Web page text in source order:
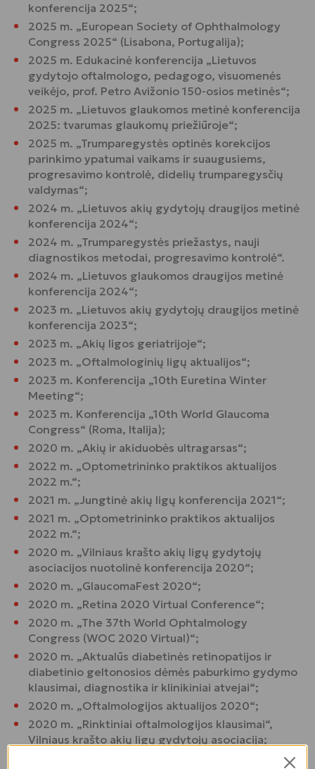
konferencija 2025“;
2025 m. „European Society of Ophthalmology
Congress 2025“ (Lisabona, Portugalija);
2025 m. Edukacinė konferencija „Lietuvos
gydytojo oftalmologo, pedagogo, visuomenės
veikėjo, prof. Petro Avižonio 150-osios metinės“;
2025 m. „Lietuvos glaukomos metinė konferencija
2025: tvarumas glaukomų priežiūroje“;
2025 m. „Trumparegystės optinės korekcijos
parinkimo ypatumai vaikams ir suaugusiems,
progresavimo kontrolė, didelių trumparegysčių
valdymas“;
2024 m. „Lietuvos akių gydytojų draugijos metinė
konferencija 2024“;
2024 m. „Trumparegystės priežastys, nauji
diagnostikos metodai, progresavimo kontrolė“.
2024 m. „Lietuvos glaukomos draugijos metinė
konferencija 2024“;
2023 m. „Lietuvos akių gydytojų draugijos metinė
konferencija 2023“;
2023 m. „Akių ligos geriatrijoje“;
2023 m. „Oftalmologinių ligų aktualijos“;
2023 m. Konferencija „10th Euretina Winter
Meeting“;
2023 m. Konferencija „10th World Glaucoma
Congress“ (Roma, Italija);
2020 m. „Akių ir akiduobės ultragarsas“;
2022 m. „Optometrininko praktikos aktualijos
2022 m.“;
2021 m. „Jungtinė akių ligų konferencija 2021“;
2021 m. „Optometrininko praktikos aktualijos
2022 m.“;
2020 m. „Vilniaus krašto akių ligų gydytojų
asociacijos nuotolinė konferencija 2020“;
2020 m. „GlaucomaFest 2020“;
2020 m. „Retina 2020 Virtual Conference“;
2020 m. „The 37th World Ophtalmology
Congress (WOC 2020 Virtual)“;
2020 m. „Aktualūs diabetinės retinopatijos ir
diabetinio geltonosios dėmės paburkimo gydymo
klausimai, diagnostika ir klinikiniai atvejai“;
2020 m. „Oftalmologijos aktualijos 2020“;
2020 m. „Rinktiniai oftalmologijos klausimai“,
Vilniaus krašto akių ligų gydytojų asociacija;